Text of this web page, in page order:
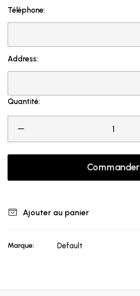
Téléphone:
Address:
Quantité:
Commander
Ajouter au panier
Marque: Default